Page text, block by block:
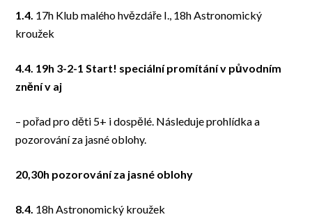
1.4. 17h Klub malého hvězdáře I., 18h Astronomický
kroužek
4.4. 19h 3-2-1 Start! speciální promítání v původním
znění v aj
– pořad pro děti 5+ i dospělé. Následuje prohlídka a
pozorování za jasné oblohy.
20,30h pozorování za jasné oblohy
8.4. 18h Astronomický kroužek